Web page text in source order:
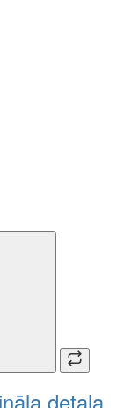
detaļa